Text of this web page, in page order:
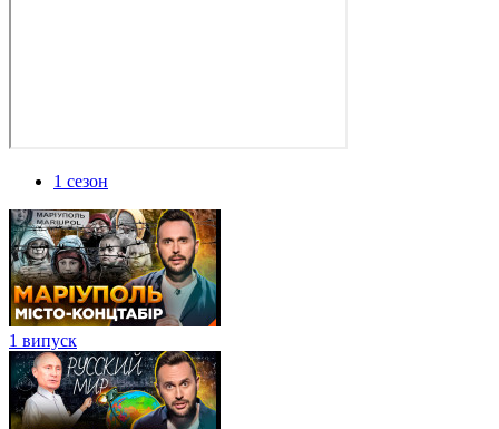
1 сезон
1 випуск